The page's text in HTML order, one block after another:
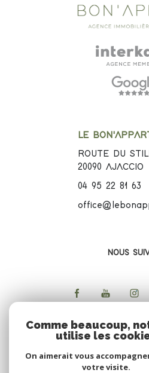
LE
ROUTE DU
20090 AJACCIO
04 95 22 81 63
NOUS
Comme beaucoup,
utilise les
On aimerait vous
votre visite.